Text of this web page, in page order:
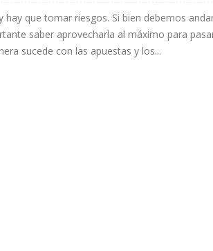
hay que tomar riesgos. Si bien debemos
saber aprovecharla al máximo para
sucede con las apuestas y los...